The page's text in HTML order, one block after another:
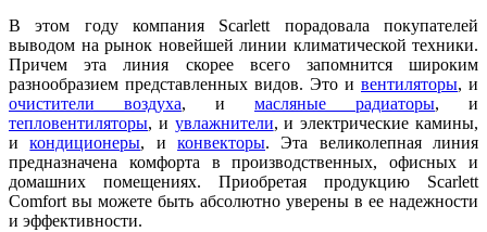
В этом году компания Scarlett порадовала покупателей
выводом на рынок новейшей линии климатической техники.
Причем эта линия скорее всего запомнится широким
разнообразием представленных видов. Это и вентиляторы, и
очистители воздуха, и масляные радиаторы, и
тепловентиляторы, и увлажнители, и электрические камины,
икондиционеры, иконвекторы. Эта великолепная линия
предназначена комфорта в производственных, офисных и
домашних помещениях. Приобретая продукцию Scarlett
Comfort вы можете быть абсолютно уверены в ее надежности
и эффективности.